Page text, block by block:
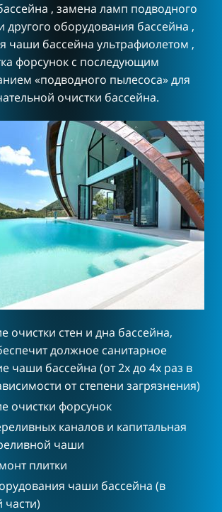
, замена ламп подводного
другого оборудования бассейна ,
чаши бассейна ультрафиолетом ,
форсунок с последующим
«подводного пылесоса» для
очистки бассейна.
очистки стен и дна бассейна,
должное санитарное
чаши бассейна (от 2х до 4х раз в
от степени загрязнения)
очистки форсунок
каналов и капитальная
чаши
плитки
чаши бассейна (в
части)